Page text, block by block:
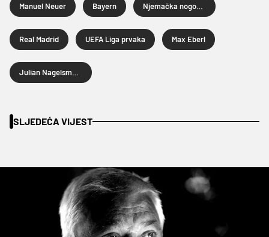
Manuel Neuer Bayern
Real Madrid UEFA Liga prvaka Max Eberl
SLJEDEĆA VIJEST